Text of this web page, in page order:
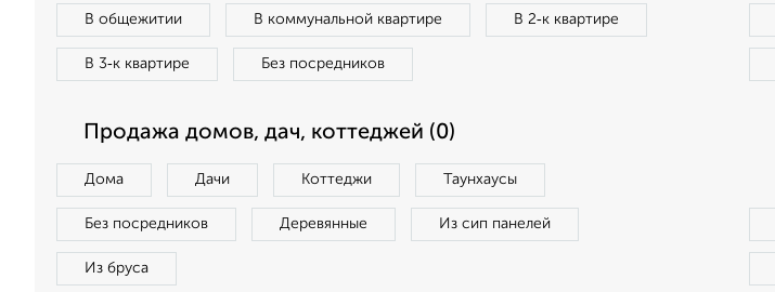
В общежитии В коммунальной квартире В 2‑к квартире
В 3‑к квартире Без посредников
Продажа домов, дач, коттеджей (0)
Дома Дачи Коттеджи Таунхаусы
Без посредников Деревянные Из сип панелей
Из бруса